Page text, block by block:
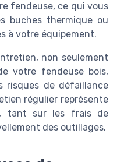
fendeuse, ce qui vous
buches thermique ou
à votre équipement.
non seulement
votre fendeuse bois,
risques de défaillance
régulier représente
tant sur les frais de
des outillages.